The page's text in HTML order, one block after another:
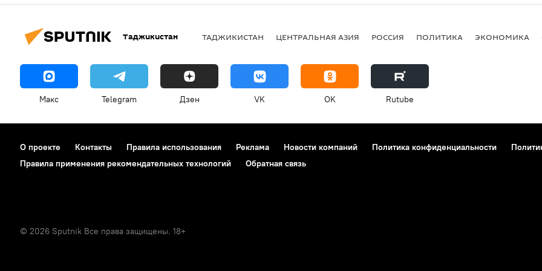
Таджикистан ТАДЖИКИСТАН ЦЕНТРАЛЬНАЯ АЗИЯ РОССИЯ ПОЛИТИКА ЭКОНОМИКА
Макс Telegram Дзен VK OK Rutube
О проекте Контакты Правила использования Реклама Новости компаний Политика конфиденциальности
Правила применения рекомендательных технологий
Обратная связь
© 2026 Sputnik Все права защищены. 18+